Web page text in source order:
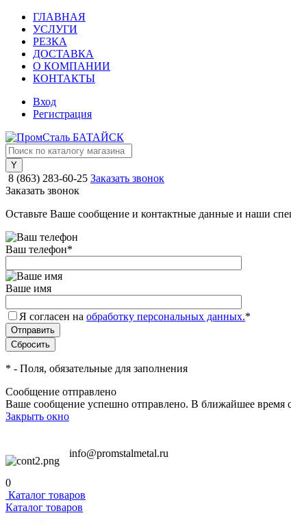
ГЛАВНАЯ
УСЛУГИ
РЕЗКА
ДОСТАВКА
О КОМПАНИИ
КОНТАКТЫ
Вход
Регистрация
8 (863) 283-60-25 Заказать звонок
Заказать звонок
Оставьте Ваше сообщение и контактные данные и наши
Ваш телефон*
Ваше имя
Я согласен на обработку персональных данных.*
* - Поля, обязательные для заполнения
Сообщение отправлено
Ваше сообщение успешно отправлено. В ближайшее время
Закрыть окно
info@promstalmetal.ru
0
Каталог товаров
Каталог товаров